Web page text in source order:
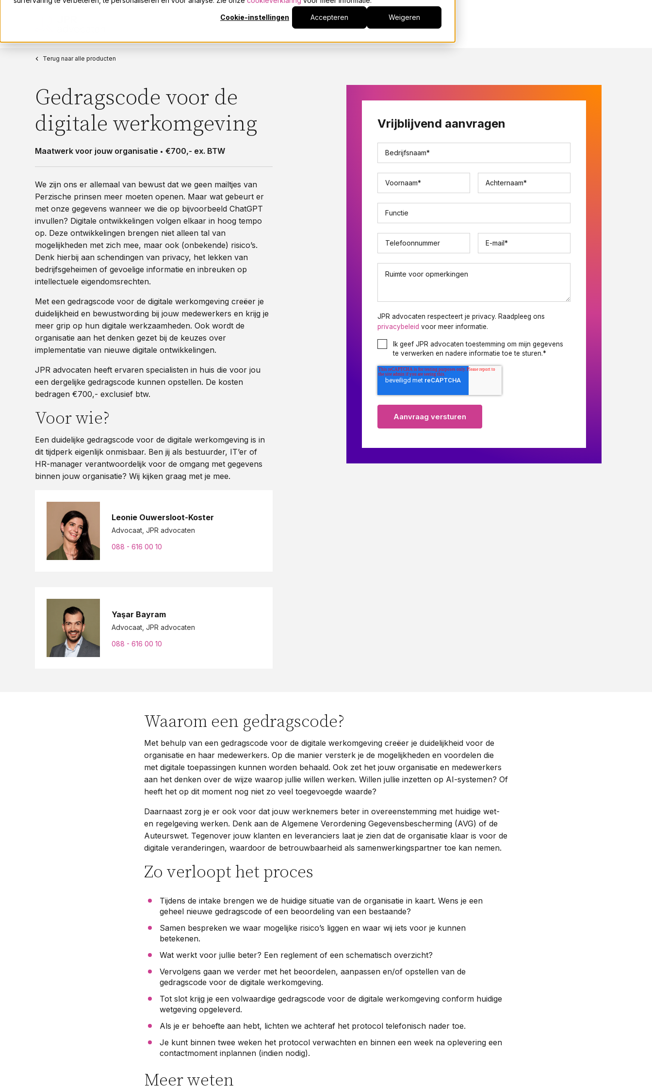
Cookie-instellingen Accepteren Weigeren
Terug naar alle producten
Gedragscode voor de
digitale werkomgeving
Maatwerk voor jouw organisatie €700,- ex. BTW
We zijn ons er allemaal van bewust dat we geen mailtjes van
Perzische prinsen meer moeten openen. Maar wat gebeurt er
met onze gegevens wanneer we die op bijvoorbeeld ChatGPT
invullen? Digitale ontwikkelingen volgen elkaar in hoog tempo
op. Deze ontwikkelingen brengen niet alleen tal van
mogelijkheden met zich mee, maar ook (onbekende) risico’s.
Denk hierbij aan schendingen van privacy, het lekken van
bedrijfsgeheimen of gevoelige informatie en inbreuken op
intellectuele eigendomsrechten.
Met een gedragscode voor de digitale werkomgeving creëer je
duidelijkheid en bewustwording bij jouw medewerkers en krijg je
meer grip op hun digitale werkzaamheden. Ook wordt de
organisatie aan het denken gezet bij de keuzes over
implementatie van nieuwe digitale ontwikkelingen.
JPR advocaten heeft ervaren specialisten in huis die voor jou
een dergelijke gedragscode kunnen opstellen. De kosten
bedragen €700,- exclusief btw.
Voor wie?
Een duidelijke gedragscode voor de digitale werkomgeving is in
dit tijdperk eigenlijk onmisbaar. Ben jij als bestuurder, IT’er of
HR-manager verantwoordelijk voor de omgang met gegevens
binnen jouw organisatie? Wij kijken graag met je mee.
Leonie Ouwersloot-Koster
Advocaat , JPR advocaten
088 - 616 00 10
Yaşar Bayram
Advocaat , JPR advocaten
088 - 616 00 10
Vrijblijvend aanvragen
Bedrijfsnaam*
Voornaam* Achternaam*
Functie
Telefoonnummer E-mail*
Ruimte voor opmerkingen
JPR advocaten respecteert je privacy. Raadpleeg ons
privacybeleid voor meer informatie.
Ik geef JPR advocaten toestemming om mijn gegevens
te verwerken en nadere informatie toe te sturen.*
Waarom een gedragscode?
Met behulp van een gedragscode voor de digitale werkomgeving creëer je duidelijkheid voor de
organisatie en haar medewerkers. Op die manier versterk je de mogelijkheden en voordelen die
met digitale toepassingen kunnen worden behaald. Ook zet het jouw organisatie en medewerkers
aan het denken over de wijze waarop jullie willen werken. Willen jullie inzetten op AI-systemen? Of
heeft het op dit moment nog niet zo veel toegevoegde waarde?
Daarnaast zorg je er ook voor dat jouw werknemers beter in overeenstemming met huidige wet-
en regelgeving werken. Denk aan de Algemene Verordening Gegevensbescherming (AVG) of de
Auteurswet. Tegenover jouw klanten en leveranciers laat je zien dat de organisatie klaar is voor de
digitale veranderingen, waardoor de betrouwbaarheid als samenwerkingspartner toe kan nemen.
Zo verloopt het proces
Tijdens de intake brengen we de huidige situatie van de organisatie in kaart. Wens je een
geheel nieuwe gedragscode of een beoordeling van een bestaande?
Samen bespreken we waar mogelijke risico’s liggen en waar wij iets voor je kunnen
betekenen.
Wat werkt voor jullie beter? Een reglement of een schematisch overzicht?
Vervolgens gaan we verder met het beoordelen, aanpassen en/of opstellen van de
gedragscode voor de digitale werkomgeving.
Tot slot krijg je een volwaardige gedragscode voor de digitale werkomgeving conform huidige
wetgeving opgeleverd.
Als je er behoefte aan hebt, lichten we achteraf het protocol telefonisch nader toe.
Je kunt binnen twee weken het protocol verwachten en binnen een week na oplevering een
contactmoment inplannen (indien nodig).
Meer weten